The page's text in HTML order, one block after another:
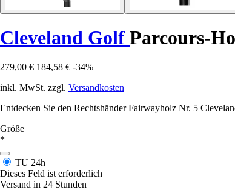
Cleveland Golf Parcours-
279,00 € 184,58 € -34%
inkl. MwSt. zzgl. Versandkosten
Entdecken Sie den Rechtshänder Fairwayholz Nr. 5
Größe
*
TU 24h
Dieses Feld ist erforderlich
Versand in 24 Stunden